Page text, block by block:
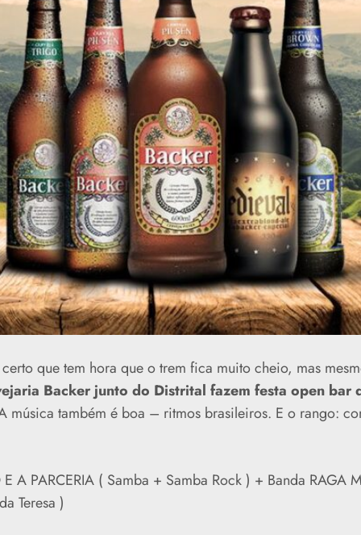
que tem hora que o trem fica muito cheio, mas
Backer junto do Distrital fazem festa open bar
música também é boa – ritmos brasileiros. E o rango:
E A PARCERIA ( Samba + Samba Rock ) + Banda RAGA
Teresa )